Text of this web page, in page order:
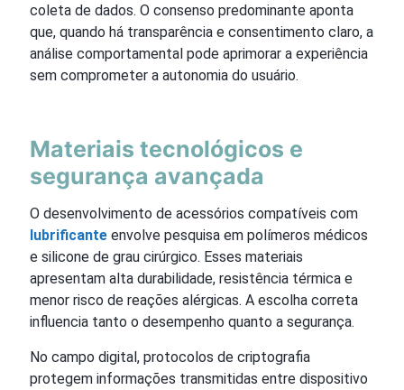
coleta de dados. O consenso predominante aponta
que, quando há transparência e consentimento claro, a
análise comportamental pode aprimorar a experiência
sem comprometer a autonomia do usuário.
Materiais tecnológicos e
segurança avançada
O desenvolvimento de acessórios compatíveis com
lubrificante envolve pesquisa em polímeros médicos
e silicone de grau cirúrgico. Esses materiais
apresentam alta durabilidade, resistência térmica e
menor risco de reações alérgicas. A escolha correta
influencia tanto o desempenho quanto a segurança.
No campo digital, protocolos de criptografia
protegem informações transmitidas entre dispositivo